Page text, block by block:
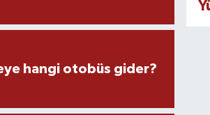
hangi otobüs gider?